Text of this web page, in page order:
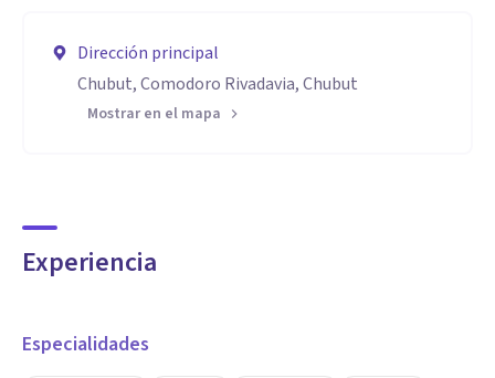
Dirección principal
Chubut, Comodoro Rivadavia, Chubut
Mostrar en el mapa
Experiencia
Especialidades